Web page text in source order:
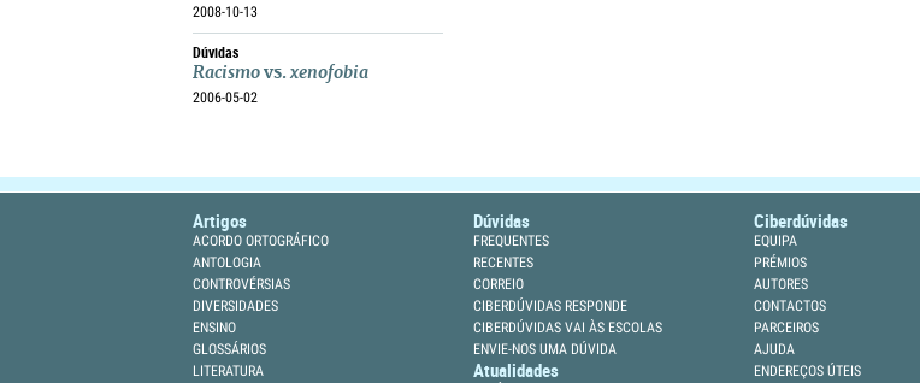
2008-10-13
Dúvidas
Racismo vs.xenofobia
2006-05-02
Artigos
ACORDO ORTOGRÁFICO
ANTOLOGIA
CONTROVÉRSIAS
DIVERSIDADES
ENSINO
GLOSSÁRIOS
LITERATURA
Dúvidas
FREQUENTES
RECENTES
CORREIO
CIBERDÚVIDAS RESPONDE
CIBERDÚVIDAS VAI ÀS ESCOLAS
ENVIE-NOS UMA DÚVIDA
Atualidades
Ciberdúvidas
EQUIPA
PRÉMIOS
AUTORES
CONTACTOS
PARCEIROS
AJUDA
ENDEREÇOS ÚTEIS